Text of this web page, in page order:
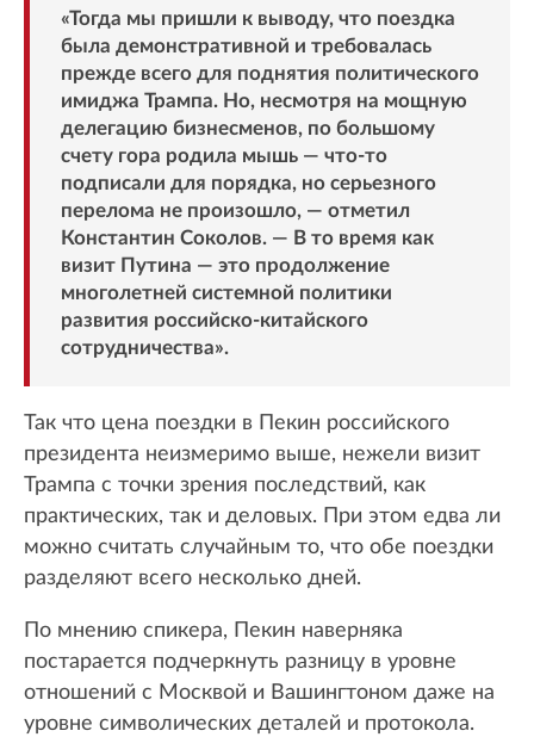
«Тогда мы пришли к выводу, что поездка
была демонстративной и требовалась
прежде всего для поднятия политического
имиджа Трампа. Но, несмотря на мощную
делегацию бизнесменов, по большому
счету гора родила мышь — что-то
подписали для порядка, но серьезного
перелома не произошло, — отметил
Константин Соколов. — В то время как
визит Путина — это продолжение
многолетней системной политики
развития российско-китайского
сотрудничества».
Так что цена поездки в Пекин российского
президента неизмеримо выше, нежели визит
Трампа с точки зрения последствий, как
практических, так и деловых. При этом едва ли
можно считать случайным то, что обе поездки
разделяют всего несколько дней.
По мнению спикера, Пекин наверняка
постарается подчеркнуть разницу в уровне
отношений с Москвой и Вашингтоном даже на
уровне символических деталей и протокола.